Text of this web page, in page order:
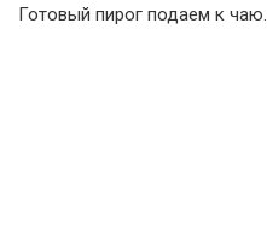
Готовый пирог подаем к чаю.